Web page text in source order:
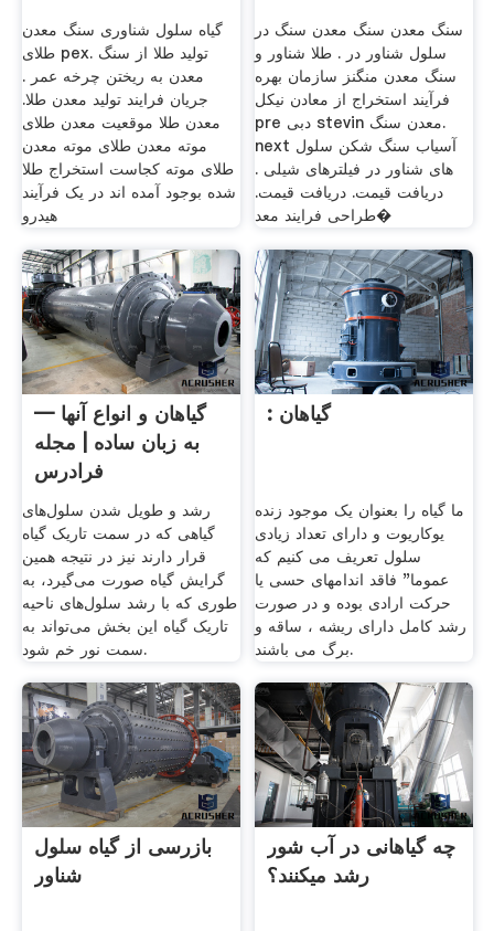
گیاه سلول شناوری سنگ معدن
طلای pex. تولید طلا از سنگ
معدن به ریختن چرخه عمر .
جریان فرایند تولید معدن طلا.
معدن طلا موقعیت معدن طلای
موته معدن طلای موته معدن
طلای موته کجاست استخراج طلا
شده بوجود آمده اند در یک فرآیند
هیدرو
سنگ معدن سنگ معدن سنگ در
سلول شناور در . طلا شناور و
سنگ معدن منگنز سازمان بهره
فرآیند استخراج از معادن نیکل
pre دبی stevin معدن سنگ.
next آسیاب سنگ شکن سلول
های شناور در فیلترهای شیلی .
دریافت قیمت. دریافت قیمت.
طراحی فرایند معد�
گیاهان و انواع آنها —
به زبان ساده | مجله
فرادرس
رشد و طویل شدن سلول‌های
گیاهی که در سمت تاریک گیاه
قرار دارند نیز در نتیجه همین
گرایش گیاه صورت می‌گیرد، به
طوری که با رشد سلول‌های ناحیه
تاریک گیاه این بخش می‌تواند به
سمت نور خم شود.
: گیاهان
ما گیاه را بعنوان یک موجود زنده
یوکاریوت و دارای تعداد زیادی
سلول تعریف می کنیم که
عموما" فاقد اندامهای حسی یا
حرکت ارادی بوده و در صورت
رشد کامل دارای ریشه ، ساقه و
برگ می باشند.
بازرسی از گیاه سلول
شناور
چه گیاهانی در آب شور
رشد میکنند؟